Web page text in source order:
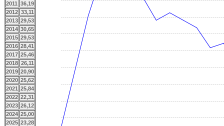
2011 36,19
2012 33,11
2013 29,53
2014 30,65
2015 29,53
2016 28,41
2017 25,46
2018 26,11
2019 20,90
2020 25,62
2021 25,84
2022 22,31
2023 26,12
2024 25,00
2025 23,28